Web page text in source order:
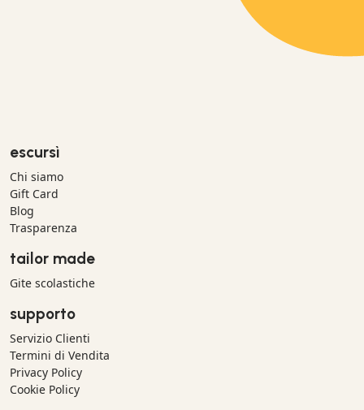
escursì
Chi siamo
Gift Card
Blog
Trasparenza
tailor made
Gite scolastiche
supporto
Servizio Clienti
Termini di Vendita
Privacy Policy
Cookie Policy